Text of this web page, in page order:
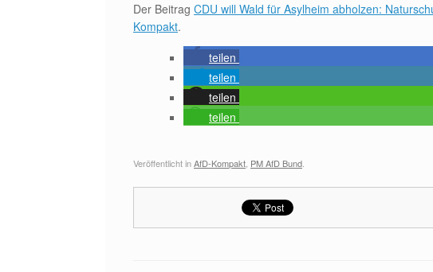
Der Beitrag CDU will Wald für Asylheim abholzen:
Kompakt.
teilen
teilen
teilen
teilen
Veröffentlicht inAfD-Kompakt PM AfD Bund